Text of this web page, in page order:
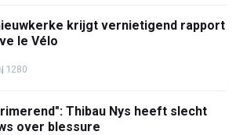
krijgt vernietigend rapport
le Vélo
1280
Thibau Nys heeft slecht
over blessure